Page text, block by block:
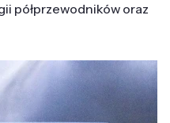
półprzewodników oraz